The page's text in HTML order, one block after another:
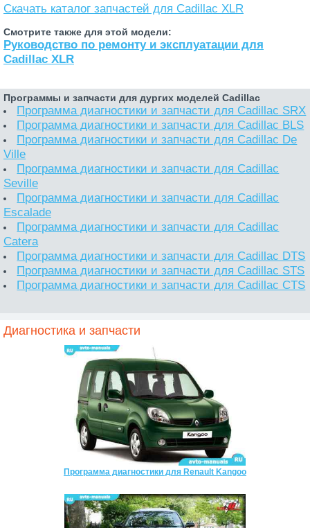
Скачать каталог запчастей для Cadillac XLR
Смотрите также для этой модели:
Руководство по ремонту и эксплуатации для
Cadillac XLR
Программы и запчасти для дургих моделей Cadillac
Программа диагностики и запчасти для Cadillac SRX
Программа диагностики и запчасти для Cadillac BLS
Программа диагностики и запчасти для Cadillac De
Ville
Программа диагностики и запчасти для Cadillac
Seville
Программа диагностики и запчасти для Cadillac
Escalade
Программа диагностики и запчасти для Cadillac
Catera
Программа диагностики и запчасти для Cadillac DTS
Программа диагностики и запчасти для Cadillac STS
Программа диагностики и запчасти для Cadillac CTS
Диагностика и запчасти
Программа диагностики для Renault Kangoo